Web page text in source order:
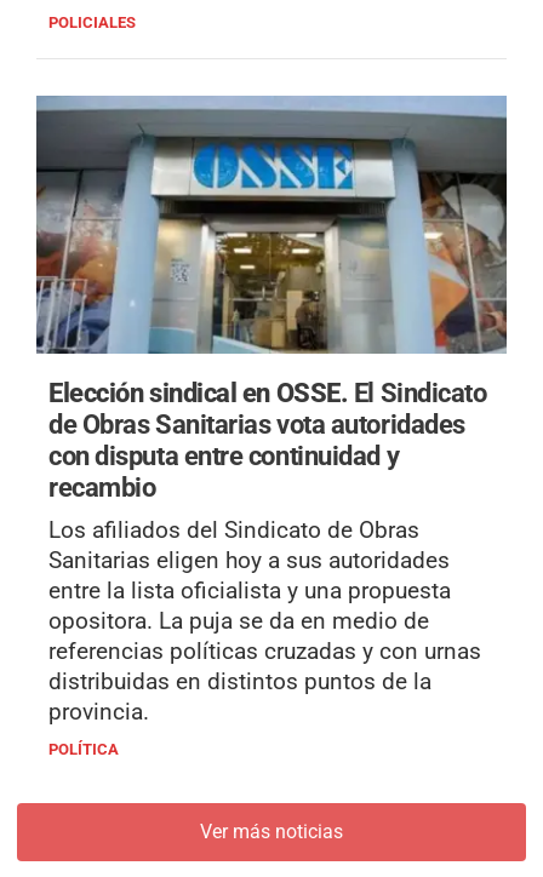
POLICIALES
Elección sindical en OSSE. El Sindicato
de Obras Sanitarias vota autoridades
con disputa entre continuidad y
recambio
Los afiliados del Sindicato de Obras
Sanitarias eligen hoy a sus autoridades
entre la lista oficialista y una propuesta
opositora. La puja se da en medio de
referencias políticas cruzadas y con urnas
distribuidas en distintos puntos de la
provincia.
POLÍTICA
Ver más noticias